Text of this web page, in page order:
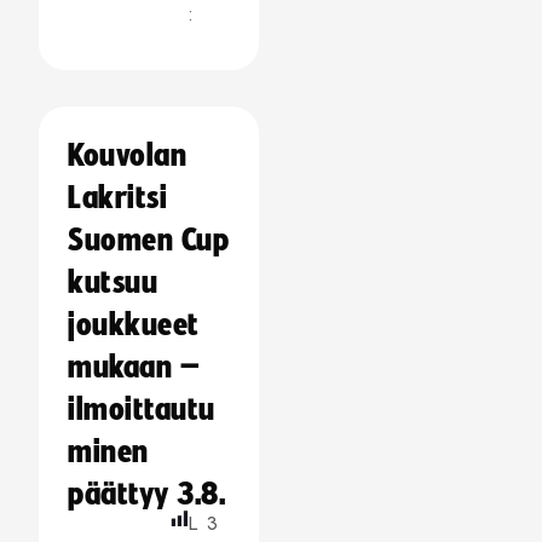
:
Kouvolan
Lakritsi
Suomen Cup
kutsuu
joukkueet
mukaan –
ilmoittautu
minen
päättyy 3.8.
L 3